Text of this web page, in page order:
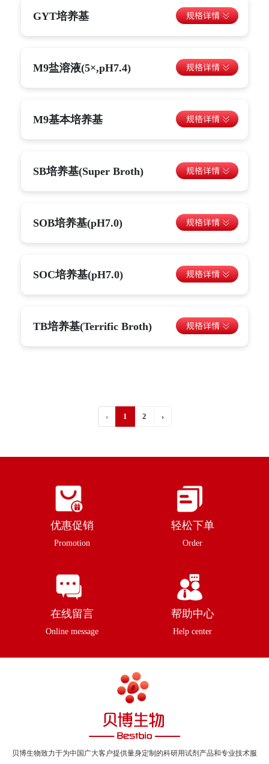
GYT培养基
M9盐溶液(5×,pH7.4)
M9基本培养基
SB培养基(Super Broth)
SOB培养基(pH7.0)
SOC培养基(pH7.0)
TB培养基(Terrific Broth)
‹ 1 2 ›
优惠促销
Promotion
轻松下单
Order
在线留言
Online message
帮助中心
Help center
贝博生物致力于为中国广大客户提供量身定制的科研用试剂产品和专业技术服